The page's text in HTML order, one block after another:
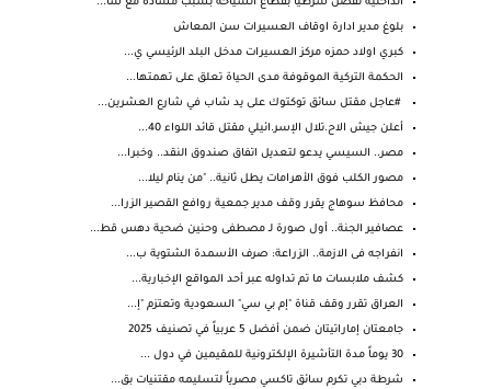
الداخلية تفصل شرطيا بقطاع السياحة بسبب مشادة مع سا...
بلوغ مدير ادارة اوقاف العسيرات سن المعاش
كبري اولاد حمزه مركز العسيرات مدخل البلد الرئيسي ي...
الحكمة التركية الموقوفة مدى الحياة تعلق على تهمتها...
#عاجل مقتل سائق توكتوك على يد شاب في شارع العشرين...
أعلن جيش الاح.تلال الإسر.ائيلي مقتل قائد اللواء 40...
مصر.. السيسي يدعو لتعديل اتفاق صندوق النقد.. وخبرا...
مصور الكلب فوق الأهرامات يطل ثانية.. "من ينام ليلا...
محافظ سوهاج يقرر وقف مدير جمعية روافع القصير الزرا...
عصافير الجنة.. أول صورة لـ مصطفى وحنين ضحية دهس قط...
انفراجه فى الازمة.. الزراعة: صرف الأسمدة الشتوية ب...
كشف ملابسات ما تم تداوله عبر أحد المواقع الإخبارية...
العراق تقرر وقف قناة "إم بي سي" السعودية وتعتزم "إ...
جامعتان إماراتيتان ضمن أفضل 5 عربياً في تصنيف 2025
30 يوماً مدة التأشيرة الإلكترونية للمقيمين في دول ...
شرطة دبي تكرم سائق تاكسي مصرياً لتسليمه مقتنيات بق...